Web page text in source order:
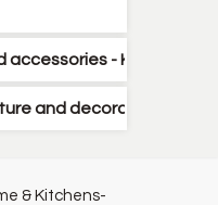
accessories - Kitchen -
and decorative items
& Kitchens-